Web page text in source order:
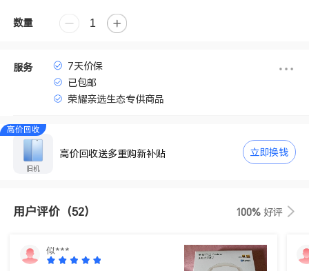
数量
服务
7天价保
已包邮
荣耀亲选生态专供商品
高价回收
旧机
高价回收送多重购新补贴 立即换钱
用户评价 （52） 100% 好评
似***